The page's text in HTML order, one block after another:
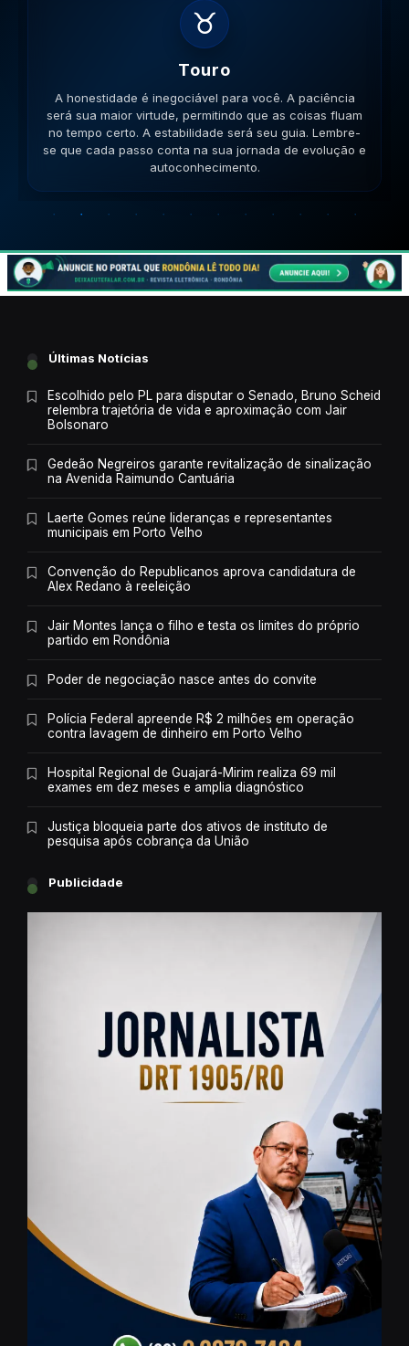
♊
Gemeos
A verdade tem dois lados, você vê ambos. Mantenha a
mente aberta para novos aprendizados e trocas de
ideias enriquecedoras. Sua comunicação será a chave.
Lembre-se que cada passo conta na sua jornada de
evolução e autoconhecimento.
Últimas Notícias
Escolhido pelo PL para disputar o Senado, Bruno Scheid
relembra trajetória de vida e aproximação com Jair
Bolsonaro
Gedeão Negreiros garante revitalização de sinalização
na Avenida Raimundo Cantuária
Laerte Gomes reúne lideranças e representantes
municipais em Porto Velho
Convenção do Republicanos aprova candidatura de
Alex Redano à reeleição
Jair Montes lança o filho e testa os limites do próprio
partido em Rondônia
Poder de negociação nasce antes do convite
Polícia Federal apreende R$ 2 milhões em operação
contra lavagem de dinheiro em Porto Velho
Hospital Regional de Guajará-Mirim realiza 69 mil
exames em dez meses e amplia diagnóstico
Justiça bloqueia parte dos ativos de instituto de
pesquisa após cobrança da União
Publicidade